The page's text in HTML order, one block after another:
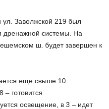
Заволжской 219 был
дренажной системы. На
ш. будет завершен к
еще свыше 10
– готовится
освещение, в 3 – идет